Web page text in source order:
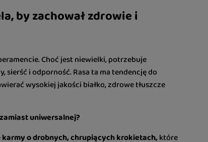
by zachował zdrowie i
Choć jest niewielki, potrzebuje
sierść i odporność. Rasa ta ma tendencję do
wysokiej jakości białko, zdrowe tłuszcze
uniwersalnej?
karmy o drobnych, chrupiących krokietach, które